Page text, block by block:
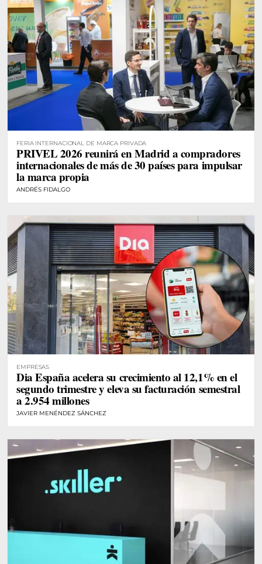
FERIA INTERNACIONAL DE MARCA PRIVADA
PRIVEL 2026 reunirá en Madrid a compradores
internacionales de más de 30 países para impulsar
la marca propia
ANDRÉS FIDALGO
EMPRESAS
Dia España acelera su crecimiento al 12,1% en el
segundo trimestre y eleva su facturación semestral
a 2.954 millones
JAVIER MENÉNDEZ SÁNCHEZ